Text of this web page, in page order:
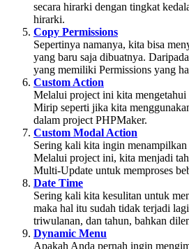
secara hirarki dengan tingkat
hirarki.
Copy Permissions
Sepertinya namanya, kita bisa
yang baru saja dibuatnya.
yang memiliki Permissions yang
Custom Action
Melalui project ini kita mengetahui
Mirip seperti jika kita
dalam project PHPMaker.
Custom Modal Action
Sering kali kita ingin
Melalui project ini, kita menjadi
Multi-Update untuk memproses
Date Time
Sering kali kita kesulitan untuk
maka hal itu sudah tidak terjadi
triwulanan, dan tahun, bahkan
Dynamic Menu
Apakah Anda pernah ingin